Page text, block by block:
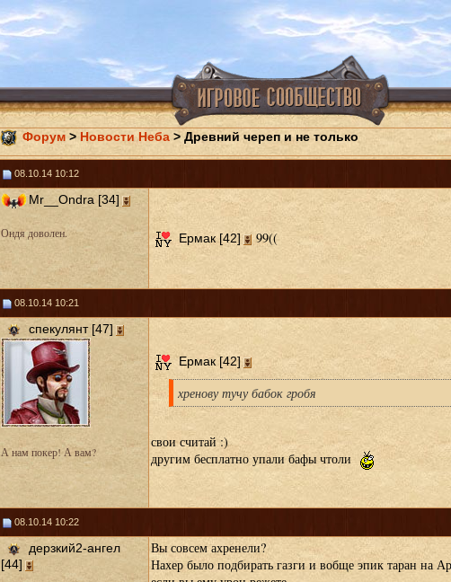
Форум> Новости Неба> Древний череп и не только
08.10.14 10:12
Mr__Ondra [34]
Ондя доволен. Ермак [42] 99((
08.10.14 10:21
спекулянт [47]
А нам покер! А вам?
Ермак [42]
хренову тучу бабок гробя
свои считай :)
другим бесплатно упали бафы чтоли
08.10.14 10:22
дерзкий2-ангел
[44]
Вы совсем ахренели?
Нахер было подбирать газги и вобще эпик таран на